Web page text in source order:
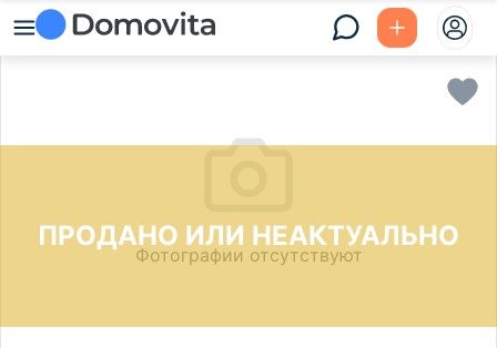
ПРОДАНО ИЛИ НЕАКТУАЛЬНО
Фотографии отсутствуют